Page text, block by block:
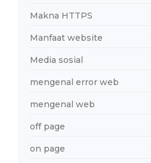
Makna HTTPS
Manfaat website
Media sosial
mengenal error web
mengenal web
off page
on page